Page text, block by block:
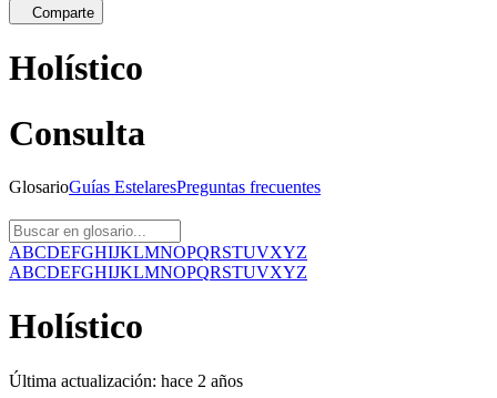
Comparte
Holístico
Consulta
GlosarioGuías EstelaresPreguntas frecuentes
ABCDEFGHIJKLMNOPQRSTUVXYZ
ABCDEFGHIJKLMNOPQRSTUVXYZ
Holístico
Última actualización: hace 2 años